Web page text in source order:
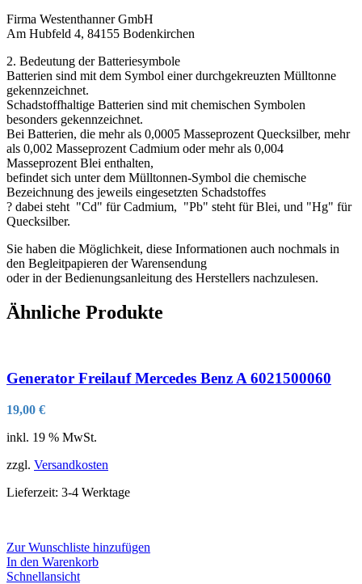
Firma Westenthanner GmbH
Am Hubfeld 4, 84155 Bodenkirchen
2. Bedeutung der Batteriesymbole
Batterien sind mit dem Symbol einer durchgekreuzten Mülltonne
gekennzeichnet.
Schadstoffhaltige Batterien sind mit chemischen Symbolen
besonders gekennzeichnet.
Bei Batterien, die mehr als 0,0005 Masseprozent Quecksilber, mehr
als 0,002 Masseprozent Cadmium oder mehr als 0,004
Masseprozent Blei enthalten,
befindet sich unter dem Mülltonnen-Symbol die chemische
Bezeichnung des jeweils eingesetzten Schadstoffes
? dabei steht "Cd" für Cadmium, "Pb" steht für Blei, und "Hg" für
Quecksilber.
Sie haben die Möglichkeit, diese Informationen auch nochmals in
den Begleitpapieren der Warensendung
oder in der Bedienungsanleitung des Herstellers nachzulesen.
Ähnliche Produkte
Generator Freilauf Mercedes Benz A 6021500060
19,00 €
inkl. 19 % MwSt.
zzgl. Versandkosten
Lieferzeit: 3-4 Werktage
Zur Wunschliste hinzufügen
In den Warenkorb
Schnellansicht